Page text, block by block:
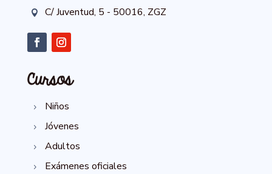
 C/ Juventud, 5 - 50016, ZGZ
Cursos
5 Niños
5 Jóvenes
5 Adultos
5 Exámenes oficiales